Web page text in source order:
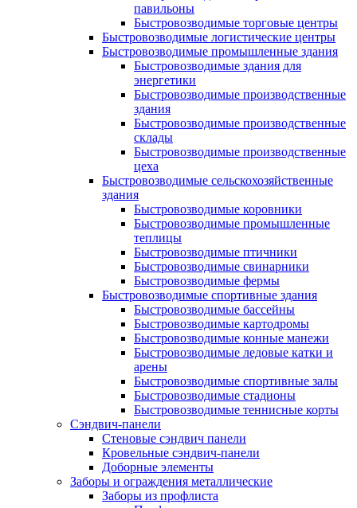
павильоны
Быстровозводимые торговые центры
Быстровозводимые логистические центры
Быстровозводимые промышленные здания
Быстровозводимые здания для
энергетики
Быстровозводимые производственные
здания
Быстровозводимые производственные
склады
Быстровозводимые производственные
цеха
Быстровозводимые сельскохозяйственные
здания
Быстровозводимые коровники
Быстровозводимые промышленные
теплицы
Быстровозводимые птичники
Быстровозводимые свинарники
Быстровозводимые фермы
Быстровозводимые спортивные здания
Быстровозводимые бассейны
Быстровозводимые картодромы
Быстровозводимые конные манежи
Быстровозводимые ледовые катки и
арены
Быстровозводимые спортивные залы
Быстровозводимые стадионы
Быстровозводимые теннисные корты
Сэндвич-панели
Стеновые сэндвич панели
Кровельные сэндвич-панели
Доборные элементы
Заборы и ограждения металлические
Заборы из профлиста